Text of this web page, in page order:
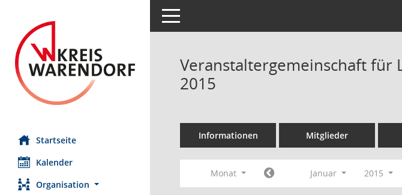
Startseite
Kalender
Organisation
Toggle navigation
Veranstaltergemeinschaft für
2015
Informationen Mitglieder
Monat Januar 2015